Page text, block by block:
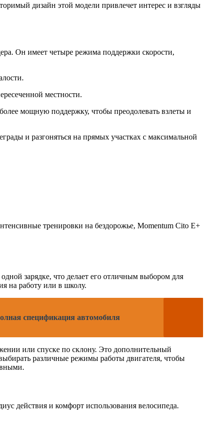
дизайн этой модели привлечет интерес и взгляды
Он имеет четыре режима поддержки скорости,
местности.
мощную поддержку, чтобы преодолевать взлеты и
и разгоняться на прямых участках с максимальной
тренировки на бездорожье, Momentum Cito E+
зарядке, что делает его отличным выбором для
на работу или в школу.
спецификация автомобиля
или спуске по склону. Это дополнительный
различные режимы работы двигателя, чтобы
действия и комфорт использования велосипеда.